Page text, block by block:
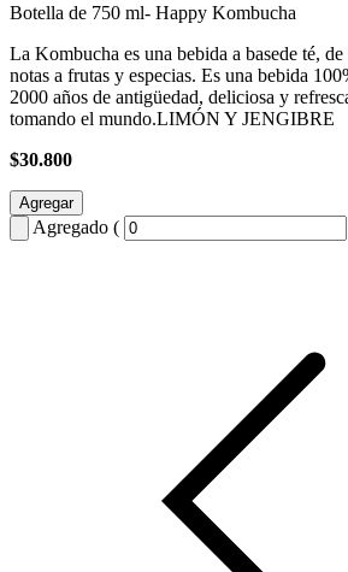
Botella de 750 ml- Happy Kombucha
La Kombucha es una bebida a basede té,
notas a frutas y especias. Es una bebida
2000 años de antigüedad, deliciosa y
tomando el mundo.LIMÓN Y JENGIBRE
$30.800
Agregar
Agregado (